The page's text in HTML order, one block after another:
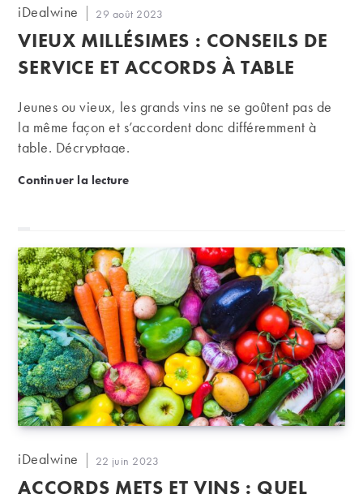
Auteur/autrice
la
publication :
iDealwine
Publication
publiée :
29 août 2023
VIEUX MILLÉSIMES : CONSEILS DE
SERVICE ET ACCORDS À TABLE
Jeunes ou vieux, les grands vins ne se goûtent pas de
la même façon et s’accordent donc différemment à
table. Décryptage.
Continuer la lectureVieux millésimes : conseils de service et accords à
Auteur/autrice
la
iDealwine
Publication
publiée :
22 juin 2023
ACCORDS METS ET VINS : QUEL